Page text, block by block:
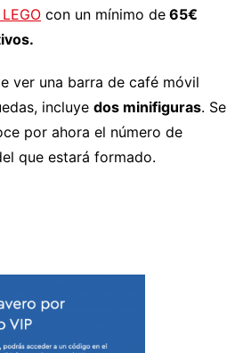
con un mínimo de 65€
ver una barra de café móvil
incluye dos minifiguras. Se
por ahora el número de
que estará formado.